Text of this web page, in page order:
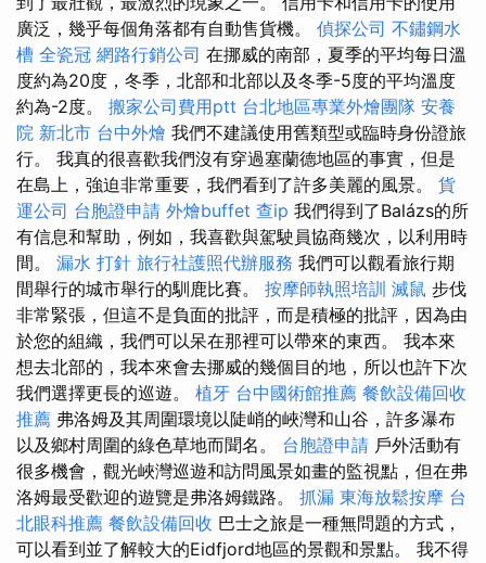
廣泛，幾乎每個角落都有自動售貨機。 偵探公司 不鏽鋼水
槽 全瓷冠 網路行銷公司 在挪威的南部，夏季的平均每日溫
度約為20度，冬季，北部和北部以及冬季-5度的平均溫度
約為-2度。 搬家公司費用ptt 台北地區專業外燴團隊 安養
院 新北市 台中外燴 我們不建議使用舊類型或臨時身份證旅
行。 我真的很喜歡我們沒有穿過塞蘭德地區的事實，但是
在島上，強迫非常重要，我們看到了許多美麗的風景。 貨
運公司 台胞證申請 外燴buffet 查ip 我們得到了Balázs的所
有信息和幫助，例如，我喜歡與駕駛員協商幾次，以利用時
間。 漏水 打針 旅行社護照代辦服務 我們可以觀看旅行期
間舉行的城市舉行的馴鹿比賽。 按摩師執照培訓 滅鼠 步伐
非常緊張，但這不是負面的批評，而是積極的批評，因為由
於您的組織，我們可以呆在那裡可以帶來的東西。 我本來
想去北部的，我本來會去挪威的幾個目的地，所以也許下次
我們選擇更長的巡遊。 植牙 台中國術館推薦 餐飲設備回收
推薦 弗洛姆及其周圍環境以陡峭的峽灣和山谷，許多瀑布
以及鄉村周圍的綠色草地而聞名。 台胞證申請 戶外活動有
很多機會，觀光峽灣巡遊和訪問風景如畫的監視點，但在弗
洛姆最受歡迎的遊覽是弗洛姆鐵路。 抓漏 東海放鬆按摩 台
北眼科推薦 餐飲設備回收 巴士之旅是一種無問題的方式，
可以看到並了解較大的Eidfjord地區的景觀和景點。 我不得